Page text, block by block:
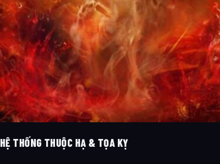
HỆ THỐNG THUỘC HẠ & TỌA KỴ